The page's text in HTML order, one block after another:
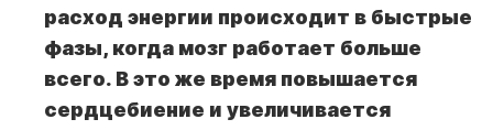
расход энергии происходит в быстрые
фазы, когда мозг работает больше
всего. В это же время повышается
сердцебиение и увеличивается